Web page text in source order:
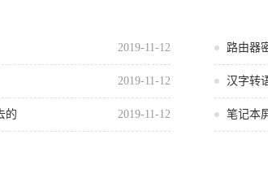
2019-11-12 路由器
2019-11-12 汉字转
2019-11-12
的 笔记本